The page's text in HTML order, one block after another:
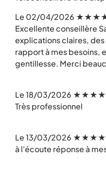
Le 02/04/2026
Excellente conseillère
explications claires,
rapport à mes besoins,
gentillesse. Merci
Le 18/03/2026
Très professionnel
Le 13/03/2026
à l'écoute réponse à